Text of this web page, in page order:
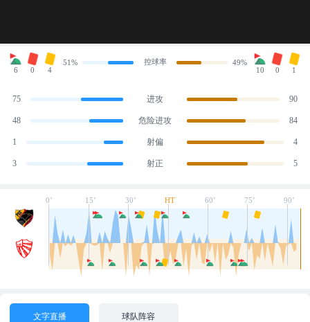
6 0 4
51% 控球率
49%
10
0 1
75 进攻 90
48 危险进攻 84
1 射偏 4
3 射正 5
0’ 15’ 30’ HT 60’ 75’ 90’
文字直播 球队阵容